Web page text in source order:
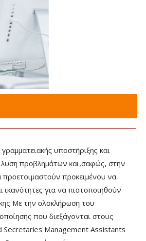
υποστήριξης και
προβλημάτων και,σαφώς, στην
προκειμένου να
ικανότητες για να πιστοποιηθούν
Με την ολοκλήρωση του
που διεξάγονται στους
Secretaries Management Assistants